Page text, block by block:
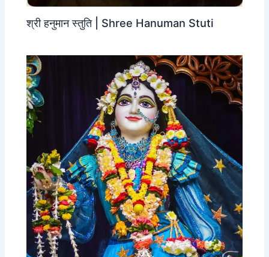
श्री हनुमान स्तुति | Shree Hanuman Stuti